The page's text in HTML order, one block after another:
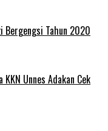
Bergengsi Tahun 2020
Unnes Adakan Cek